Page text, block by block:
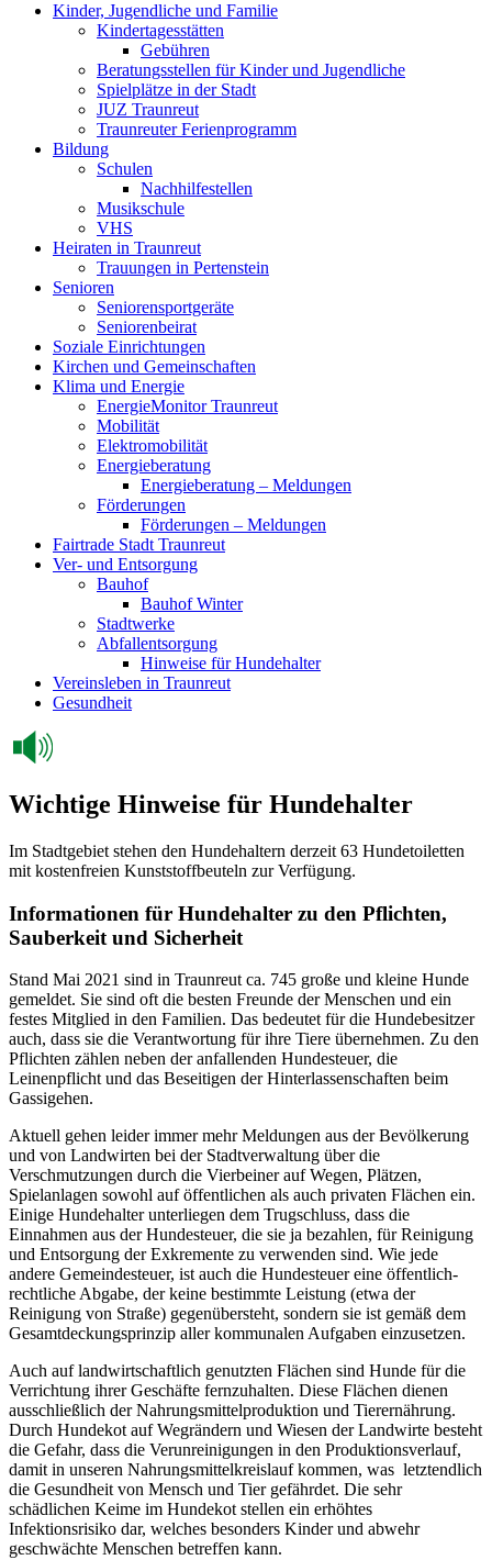
Kinder, Jugendliche und Familie
Kindertagesstätten
Gebühren
Beratungsstellen für Kinder und Jugendliche
Spielplätze in der Stadt
JUZ Traunreut
Traunreuter Ferienprogramm
Bildung
Schulen
Nachhilfestellen
Musikschule
VHS
Heiraten in Traunreut
Trauungen in Pertenstein
Senioren
Seniorensportgeräte
Seniorenbeirat
Soziale Einrichtungen
Kirchen und Gemeinschaften
Klima und Energie
EnergieMonitor Traunreut
Mobilität
Elektromobilität
Energieberatung
Energieberatung – Meldungen
Förderungen
Förderungen – Meldungen
Fairtrade Stadt Traunreut
Ver- und Entsorgung
Bauhof
Bauhof Winter
Stadtwerke
Abfallentsorgung
Hinweise für Hundehalter
Vereinsleben in Traunreut
Gesundheit
Wichtige Hinweise für Hundehalter
Im Stadtgebiet stehen den Hundehaltern derzeit 63 Hundetoiletten
mit kostenfreien Kunststoffbeuteln zur Verfügung.
Informationen für Hundehalter zu den Pflichten,
Sauberkeit und Sicherheit
Stand Mai 2021 sind in Traunreut ca. 745 große und kleine Hunde
gemeldet. Sie sind oft die besten Freunde der Menschen und ein
festes Mitglied in den Familien. Das bedeutet für die Hundebesitzer
auch, dass sie die Verantwortung für ihre Tiere übernehmen. Zu den
Pflichten zählen neben der anfallenden Hundesteuer, die
Leinenpflicht und das Beseitigen der Hinterlassenschaften beim
Gassigehen.
Aktuell gehen leider immer mehr Meldungen aus der Bevölkerung
und von Landwirten bei der Stadtverwaltung über die
Verschmutzungen durch die Vierbeiner auf Wegen, Plätzen,
Spielanlagen sowohl auf öffentlichen als auch privaten Flächen ein.
Einige Hundehalter unterliegen dem Trugschluss, dass die
Einnahmen aus der Hundesteuer, die sie ja bezahlen, für Reinigung
und Entsorgung der Exkremente zu verwenden sind. Wie jede
andere Gemeindesteuer, ist auch die Hundesteuer eine öffentlich-
rechtliche Abgabe, der keine bestimmte Leistung (etwa der
Reinigung von Straße) gegenübersteht, sondern sie ist gemäß dem
Gesamtdeckungsprinzip aller kommunalen Aufgaben einzusetzen.
Auch auf landwirtschaftlich genutzten Flächen sind Hunde für die
Verrichtung ihrer Geschäfte fernzuhalten. Diese Flächen dienen
ausschließlich der Nahrungsmittelproduktion und Tierernährung.
Durch Hundekot auf Wegrändern und Wiesen der Landwirte besteht
die Gefahr, dass die Verunreinigungen in den Produktionsverlauf,
damit in unseren Nahrungsmittelkreislauf kommen, was letztendlich
die Gesundheit von Mensch und Tier gefährdet. Die sehr
schädlichen Keime im Hundekot stellen ein erhöhtes
Infektionsrisiko dar, welches besonders Kinder und abwehr
geschwächte Menschen betreffen kann.